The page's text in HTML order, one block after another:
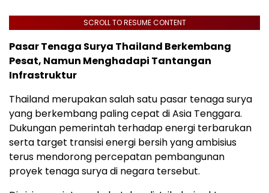
SCROLL TO RESUME CONTENT
Pasar Tenaga Surya Thailand Berkembang
Pesat, Namun Menghadapi Tantangan
Infrastruktur
Thailand merupakan salah satu pasar tenaga surya
yang berkembang paling cepat di Asia Tenggara.
Dukungan pemerintah terhadap energi terbarukan
serta target transisi energi bersih yang ambisius
terus mendorong percepatan pembangunan
proyek tenaga surya di negara tersebut.